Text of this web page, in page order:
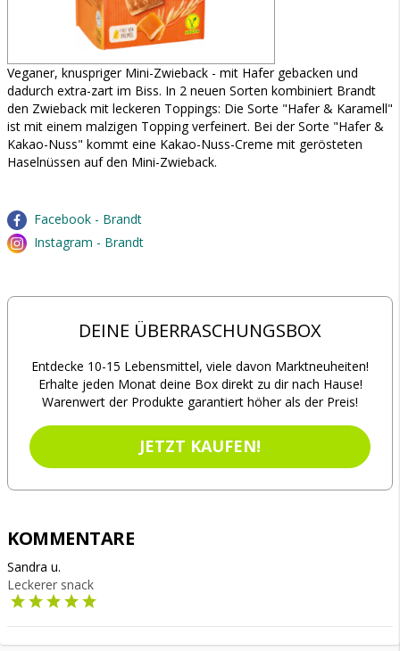
Veganer, knuspriger Mini-Zwieback - mit Hafer gebacken und
dadurch extra-zart im Biss. In 2 neuen Sorten kombiniert Brandt
den Zwieback mit leckeren Toppings: Die Sorte "Hafer & Karamell"
ist mit einem malzigen Topping verfeinert. Bei der Sorte "Hafer &
Kakao-Nuss" kommt eine Kakao-Nuss-Creme mit gerösteten
Haselnüssen auf den Mini-Zwieback.
Facebook - Brandt
Instagram - Brandt
DEINE ÜBERRASCHUNGSBOX
Entdecke 10-15 Lebensmittel, viele davon Marktneuheiten!
Erhalte jeden Monat deine Box direkt zu dir nach Hause!
Warenwert der Produkte garantiert höher als der Preis!
JETZT KAUFEN!
KOMMENTARE
Sandra u.
Leckerer snack